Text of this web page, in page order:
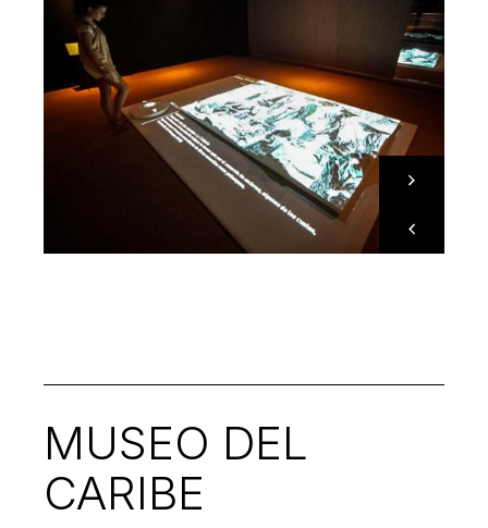
MUSEO DEL
CARIBE